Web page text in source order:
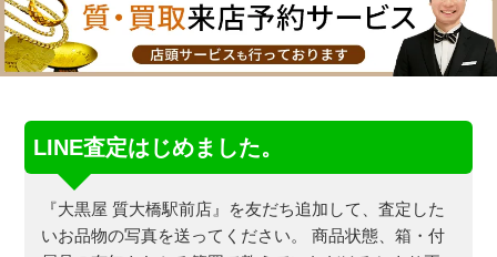
LINE査定はじめました。
『大黒屋 質大橋駅前店』を友だち追加して、査定した
いお品物の写真を送ってください。
商品状態、箱・付